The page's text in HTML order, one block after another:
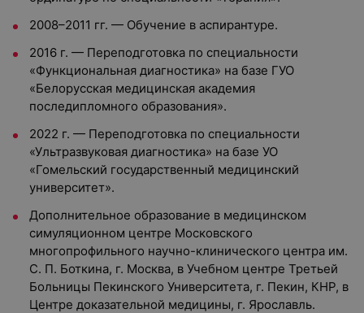
2008–2011 гг. — Обучение в аспирантуре.
2016 г. — Переподготовка по специальности
«Функциональная диагностика» на базе ГУО
«Белорусская медицинская академия
последипломного образования».
2022 г. — Переподготовка по специальности
«Ультразвуковая диагностика» на базе УО
«Гомельский государственный медицинский
университет».
Дополнительное образование в медицинском
симуляционном центре Московского
многопрофильного научно-клинического центра им.
С. П. Боткина, г. Москва, в Учебном центре Третьей
Больницы Пекинского Университета, г. Пекин, КНР, в
Центре доказательной медицины, г. Ярославль.